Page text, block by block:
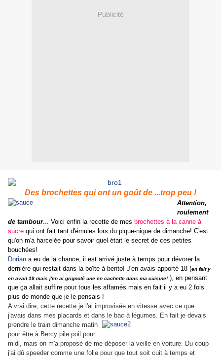
Publicité
Des brochettes qui ont un goût de ...trop peu !
Attention,
roulement
de tambour... Voici enfin la recette de mes brochettes à la canne à
sucre qui ont fait tant d'émules lors du pique-nique de dimanche! C'est
qu'on m'a harcelée pour savoir quel était le secret de ces petites
bouchées!
Dorian a eu de la chance, il est arrivé juste à temps pour dévorer la
dernière qui restait dans la boîte à bento! J'en avais apporté 18 (en fait y
en avait 19 mais j'en ai grignoté une en cachette dans ma cuisine! ), en pensant
que ça allait suffire pour tous les affamés mais en fait il y a eu 2 fois
plus de monde que je le pensais !
A vrai dire, cette recette je l'ai improvisée en vitesse avec ce que
j'avais dans mes placards et dans le bac à légumes. En fait je devais
prendre le train dimanche matin
pour être à Bercy pile poil pour
midi, mais on m'a proposé de me déposer la veille en voiture. Du coup
j'ai dû speeder comme une folle pour que tout soit cuit à temps et